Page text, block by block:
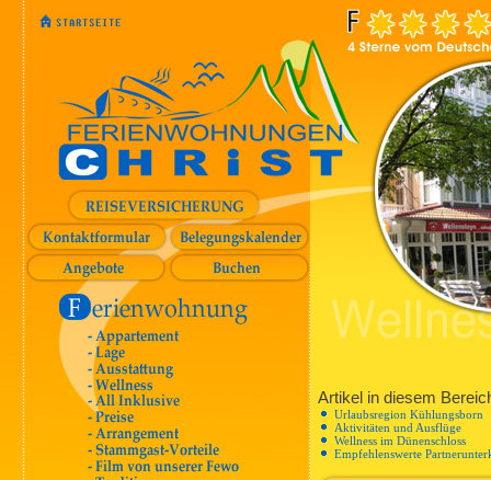
Artikel in diesem
Urlaubsregion Kühlungsborn
Aktivitäten und Ausflüge
Wellness im Dünenschloss
Empfehlenswerte